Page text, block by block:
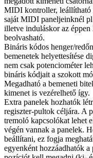
MIDI kontroller, leállítható
saját MIDI paneljeinknél
illetve induláskor az
beolvasható.
Bináris kódos henger/
bemenetek helyettesítése
nem csak potenciométer
bináris kódjait a szokott
Megadható a bemeneti
kimenet is vezérelhető így.
Extra panelek hozhatók
regiszter-pultok céljára. A
tremoló kapcsolókat lehet
végén vannak a panelek.
beállítani, ez fogja
egyenként hozzáadhatók